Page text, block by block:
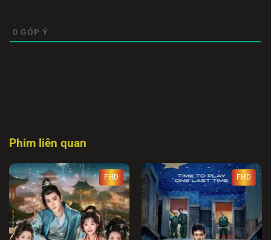
0 GÓP Ý
Phim liên quan
FHD FHD